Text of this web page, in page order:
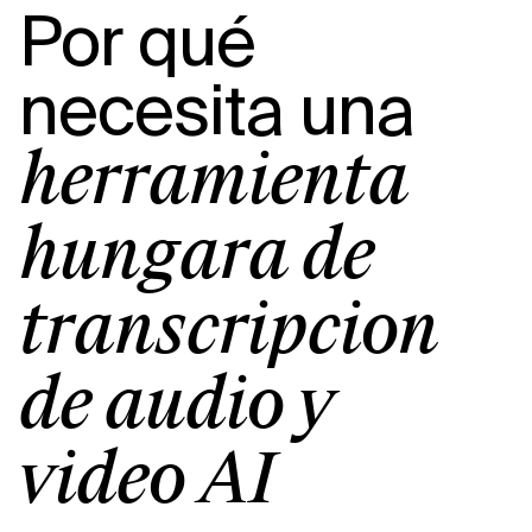
Por qué
necesita una
herramienta
húngara de
transcripción
de audio y
vídeo AI